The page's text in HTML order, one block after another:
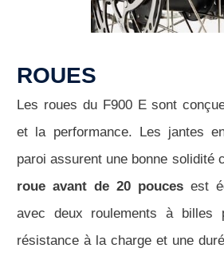
ROUES
Les roues du F900 E sont
et la performance. Les jantes
paroi assurent une bonne solidité
roue avant de 20 pouces est
avec deux roulements à billes
résistance à la charge et une